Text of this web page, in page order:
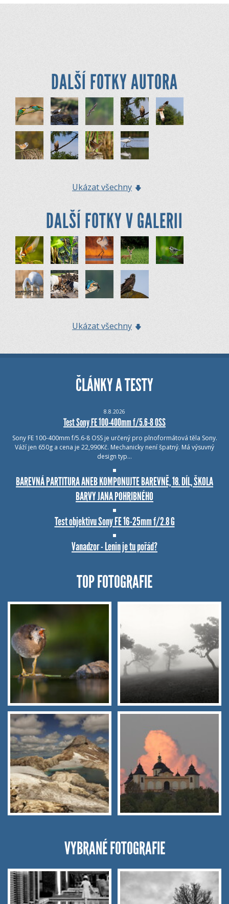
DALŠÍ FOTKY AUTORA
Ukázat všechny
DALŠÍ FOTKY V GALERII
Ukázat všechny
ČLÁNKY A TESTY
8.8.2026
Test Sony FE 100-400mm f/5.6-8 OSS
Sony FE 100-400mm f/5.6-8 OSS je určený pro plnoformátová těla Sony.
Váží jen 650g a cena je 22,990Kč. Mechanicky není špatný. Má výsuvný
design typ…
BAREVNÁ PARTITURA ANEB KOMPONUJTE BAREVNĚ, 18. DÍL, ŠKOLA
BARVY JANA POHRIBNÉHO
Test objektivu Sony FE 16-25mm f/2.8 G
Vanadzor - Lenin je tu pořád?
TOP FOTOGRAFIE
VYBRANÉ FOTOGRAFIE